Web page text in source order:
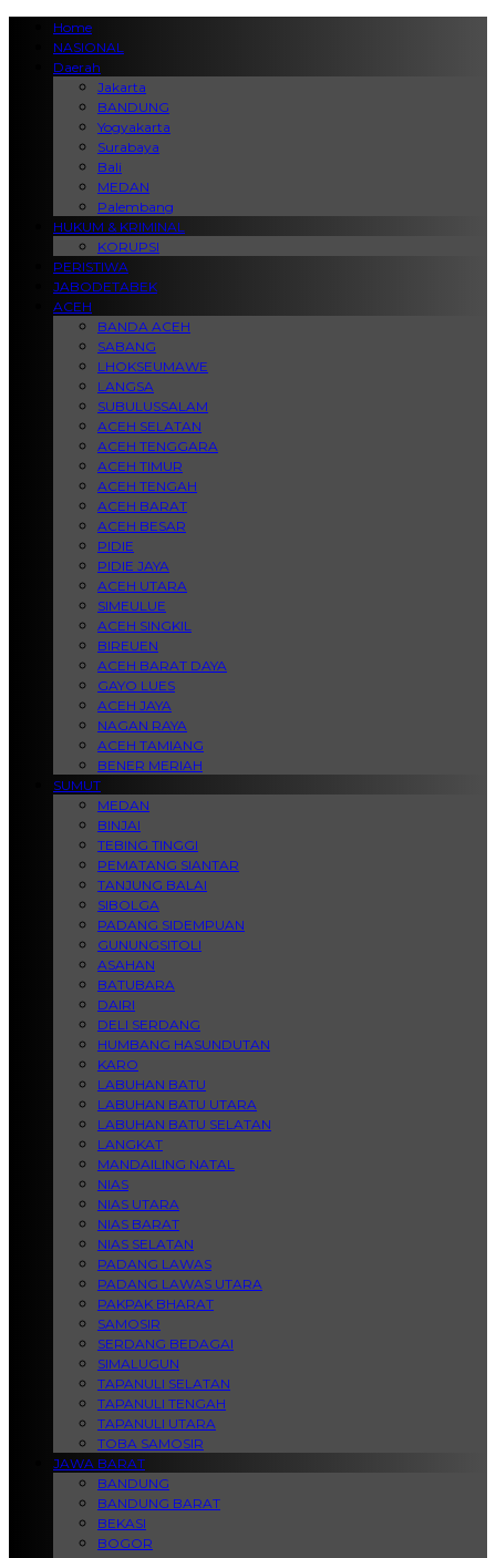
Home
NASIONAL
Daerah
Jakarta
BANDUNG
Yogyakarta
Surabaya
Bali
MEDAN
Palembang
HUKUM & KRIMINAL
KORUPSI
PERISTIWA
JABODETABEK
ACEH
BANDA ACEH
SABANG
LHOKSEUMAWE
LANGSA
SUBULUSSALAM
ACEH SELATAN
ACEH TENGGARA
ACEH TIMUR
ACEH TENGAH
ACEH BARAT
ACEH BESAR
PIDIE
PIDIE JAYA
ACEH UTARA
SIMEULUE
ACEH SINGKIL
BIREUEN
ACEH BARAT DAYA
GAYO LUES
ACEH JAYA
NAGAN RAYA
ACEH TAMIANG
BENER MERIAH
SUMUT
MEDAN
BINJAI
TEBING TINGGI
PEMATANG SIANTAR
TANJUNG BALAI
SIBOLGA
PADANG SIDEMPUAN
GUNUNGSITOLI
ASAHAN
BATUBARA
DAIRI
DELI SERDANG
HUMBANG HASUNDUTAN
KARO
LABUHAN BATU
LABUHAN BATU UTARA
LABUHAN BATU SELATAN
LANGKAT
MANDAILING NATAL
NIAS
NIAS UTARA
NIAS BARAT
NIAS SELATAN
PADANG LAWAS
PADANG LAWAS UTARA
PAKPAK BHARAT
SAMOSIR
SERDANG BEDAGAI
SIMALUGUN
TAPANULI SELATAN
TAPANULI TENGAH
TAPANULI UTARA
TOBA SAMOSIR
JAWA BARAT
BANDUNG
BANDUNG BARAT
BEKASI
BOGOR